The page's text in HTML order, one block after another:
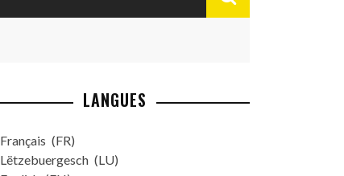
LANGUES
Français
FR
Lëtzebuergesch
LU